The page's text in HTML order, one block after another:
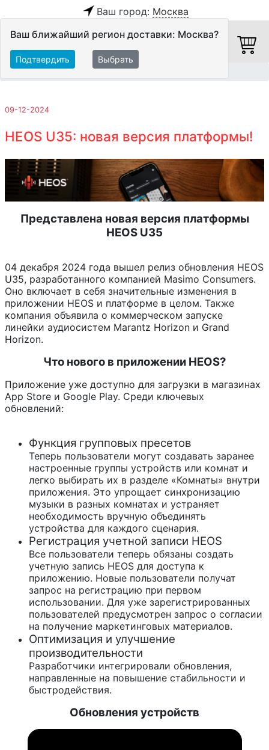
Ваш город: Москва
Ваш ближайший регион доставки: Москва?
Подтвердить Выбрать
09-12-2024
HEOS U35: новая версия платформы!
Представлена новая версия платформы
HEOS U35
04 декабря 2024 года вышел релиз обновления HEOS
U35, разработанного компанией Masimo Consumers.
Оно включает в себя значительные изменения в
приложении HEOS и платформе в целом. Также
компания объявила о коммерческом запуске
линейки аудиосистем Marantz Horizon и Grand
Horizon.
Что нового в приложении HEOS?
Приложение уже доступно для загрузки в магазинах
App Store и Google Play. Среди ключевых
обновлений:
Функция групповых пресетов
Теперь пользователи могут создавать заранее
настроенные группы устройств или комнат и
легко выбирать их в разделе «Комнаты» внутри
приложения. Это упрощает синхронизацию
музыки в разных комнатах и устраняет
необходимость вручную объединять
устройства для каждого сценария.
Регистрация учетной записи HEOS
Все пользователи теперь обязаны создать
учетную запись HEOS для доступа к
приложению. Новые пользователи получат
запрос на регистрацию при первом
использовании. Для уже зарегистрированных
пользователей предусмотрен запрос о согласии
на получение маркетинговых материалов.
Оптимизация и улучшение
производительности
Разработчики интегрировали обновления,
направленные на повышение стабильности и
быстродействия.
Обновления устройств